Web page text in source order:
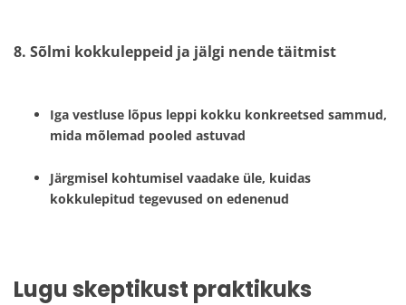
8. Sõlmi kokkuleppeid ja jälgi nende täitmist
Iga vestluse lõpus leppi kokku konkreetsed sammud,
mida mõlemad pooled astuvad
Järgmisel kohtumisel vaadake üle, kuidas
kokkulepitud tegevused on edenenud
Lugu skeptikust praktikuks